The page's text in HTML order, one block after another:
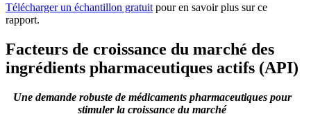
Télécharger un échantillon gratuit pour en savoir plus sur ce
rapport.
Facteurs de croissance du marché des
ingrédients pharmaceutiques actifs (API)
Une demande robuste de médicaments pharmaceutiques pour
stimuler la croissance du marché